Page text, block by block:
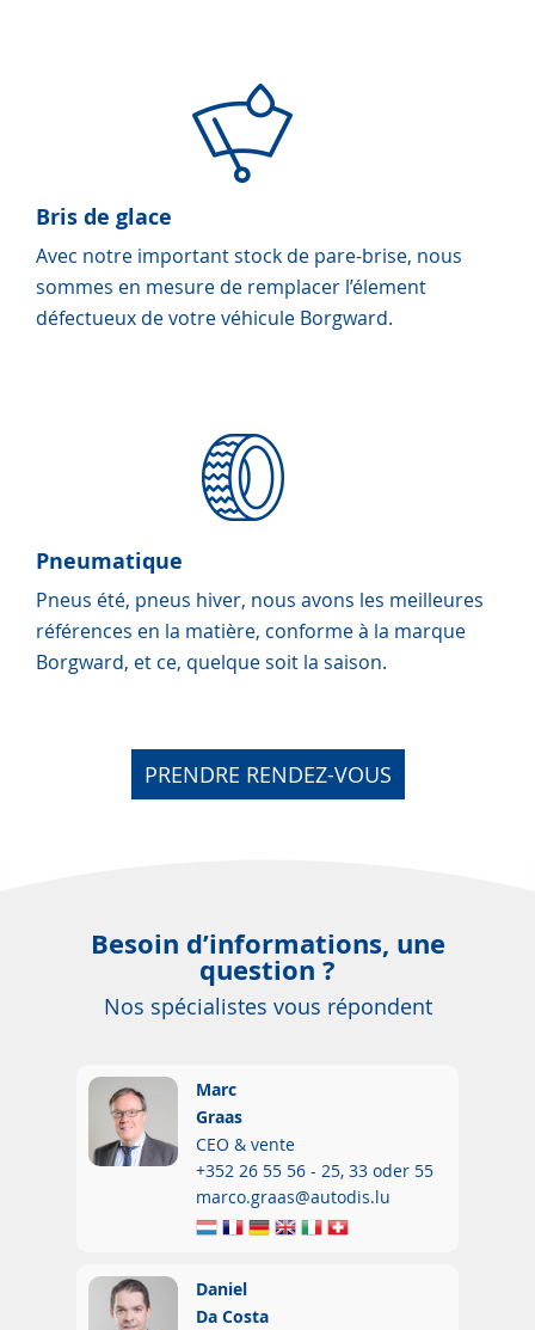
Bris de glace
Avec notre important stock de pare-brise, nous
sommes en mesure de remplacer l’élement
défectueux de votre véhicule Borgward.
Pneumatique
Pneus été, pneus hiver, nous avons les meilleures
références en la matière, conforme à la marque
Borgward, et ce, quelque soit la saison.
PRENDRE RENDEZ-VOUS
Besoin d’informations, une
question ?
Nos spécialistes vous répondent
Marc
Graas
CEO & vente
+352 26 55 56 - 25, 33 oder 55
marco.graas@autodis.lu
Daniel
Da Costa